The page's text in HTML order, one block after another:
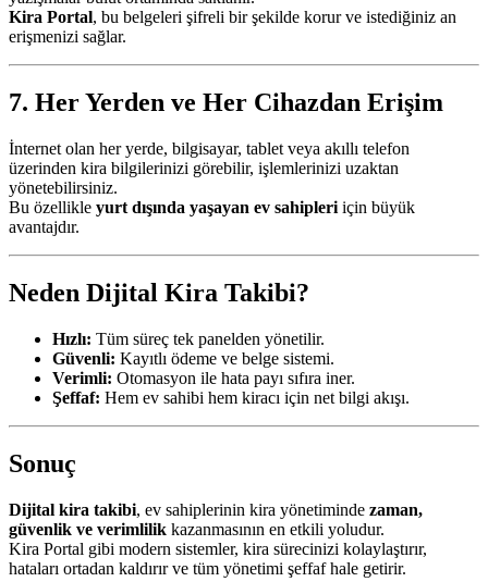
Kira Portal, bu belgeleri şifreli bir şekilde korur ve istediğiniz an
erişmenizi sağlar.
7. Her Yerden ve Her Cihazdan Erişim
İnternet olan her yerde, bilgisayar, tablet veya akıllı telefon
üzerinden kira bilgilerinizi görebilir, işlemlerinizi uzaktan
yönetebilirsiniz.
Bu özellikle yurt dışında yaşayan ev sahipleri için büyük
avantajdır.
Neden Dijital Kira Takibi?
Hızlı: Tüm süreç tek panelden yönetilir.
Güvenli: Kayıtlı ödeme ve belge sistemi.
Verimli: Otomasyon ile hata payı sıfıra iner.
Şeffaf: Hem ev sahibi hem kiracı için net bilgi akışı.
Sonuç
Dijital kira takibi, ev sahiplerinin kira yönetiminde zaman,
güvenlik ve verimlilik kazanmasının en etkili yoludur.
Kira Portal gibi modern sistemler, kira sürecinizi kolaylaştırır,
hataları ortadan kaldırır ve tüm yönetimi şeffaf hale getirir.